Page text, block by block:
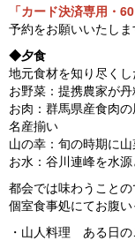
「カード決済専用・
予約をお願いいたしま
◆夕食
地元食材を知り尽くし
お野菜：提携農家が
お肉：群馬県産食肉
名産揃い
山の幸：旬の時期に
お水：谷川連峰を水
都会では味わうこと
個室食事処にてお腹い
・山人料理 ある日の